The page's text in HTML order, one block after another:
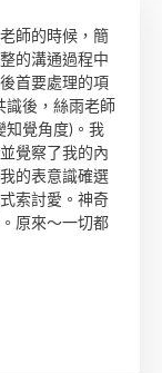
師的時候，簡
的溝通過程中
首要處理的項
識後，絲雨老師
知覺角度)。我
覺察了我的內
的表意識確選
索討愛。神奇
原來～一切都